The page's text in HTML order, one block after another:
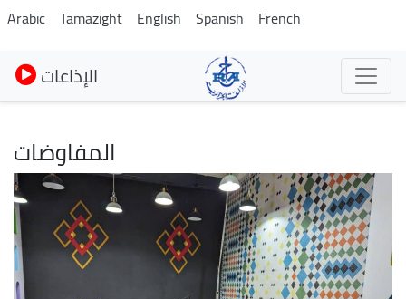
Skip
to
main
content
Arabic Tamazight English Spanish French
الإذاعات
المفاوضات
Image